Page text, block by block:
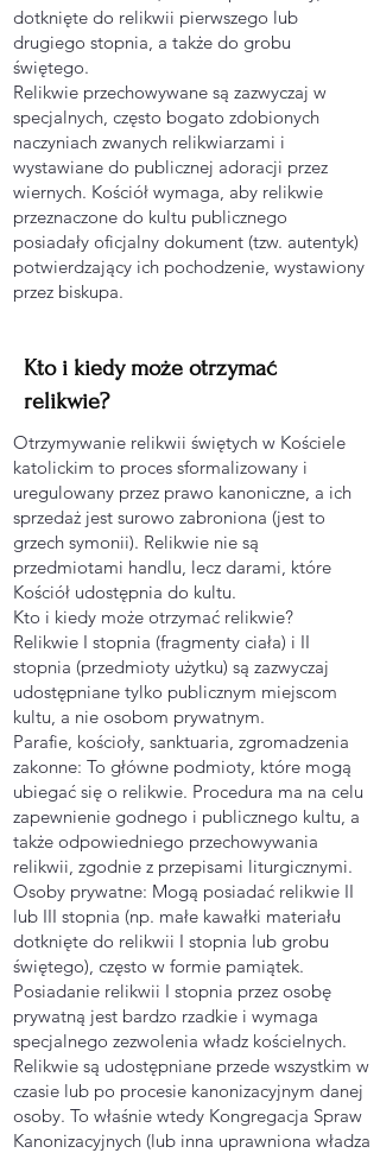
dotknięte do relikwii pierwszego lub
drugiego stopnia, a także do grobu
świętego.
Relikwie przechowywane są zazwyczaj w
specjalnych, często bogato zdobionych
naczyniach zwanych relikwiarzami i
wystawiane do publicznej adoracji przez
wiernych. Kościół wymaga, aby relikwie
przeznaczone do kultu publicznego
posiadały oficjalny dokument (tzw. autentyk)
potwierdzający ich pochodzenie, wystawiony
przez biskupa.
Kto i kiedy może otrzymać
relikwie?
Otrzymywanie relikwii świętych w Kościele
katolickim to proces sformalizowany i
uregulowany przez prawo kanoniczne, a ich
sprzedaż jest surowo zabroniona (jest to
grzech symonii). Relikwie nie są
przedmiotami handlu, lecz darami, które
Kościół udostępnia do kultu.
Kto i kiedy może otrzymać relikwie?
Relikwie I stopnia (fragmenty ciała) i II
stopnia (przedmioty użytku) są zazwyczaj
udostępniane tylko publicznym miejscom
kultu, a nie osobom prywatnym.
Parafie, kościoły, sanktuaria, zgromadzenia
zakonne: To główne podmioty, które mogą
ubiegać się o relikwie. Procedura ma na celu
zapewnienie godnego i publicznego kultu, a
także odpowiedniego przechowywania
relikwii, zgodnie z przepisami liturgicznymi.
Osoby prywatne: Mogą posiadać relikwie II
lub III stopnia (np. małe kawałki materiału
dotknięte do relikwii I stopnia lub grobu
świętego), często w formie pamiątek.
Posiadanie relikwii I stopnia przez osobę
prywatną jest bardzo rzadkie i wymaga
specjalnego zezwolenia władz kościelnych.
Relikwie są udostępniane przede wszystkim w
czasie lub po procesie kanonizacyjnym danej
osoby. To właśnie wtedy Kongregacja Spraw
Kanonizacyjnych (lub inna uprawniona władza